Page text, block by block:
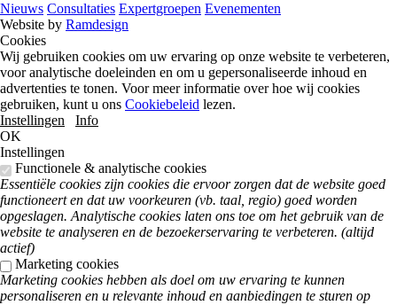
Nieuws Consultaties Expertgroepen Evenementen
Website by Ramdesign
Cookies
Wij gebruiken cookies om uw ervaring op onze website te verbeteren,
voor analytische doeleinden en om u gepersonaliseerde inhoud en
advertenties te tonen. Voor meer informatie over hoe wij cookies
gebruiken, kunt u ons Cookiebeleid lezen.
Instellingen
Info
OK
Instellingen
Functionele & analytische cookies
Essentiële cookies zijn cookies die ervoor zorgen dat de website goed
functioneert en dat uw voorkeuren (vb. taal, regio) goed worden
opgeslagen. Analytische cookies laten ons toe om het gebruik van de
website te analyseren en de bezoekerservaring te verbeteren. (altijd
actief)
Marketing cookies
Marketing cookies hebben als doel om uw ervaring te kunnen
personaliseren en u relevante inhoud en aanbiedingen te sturen op